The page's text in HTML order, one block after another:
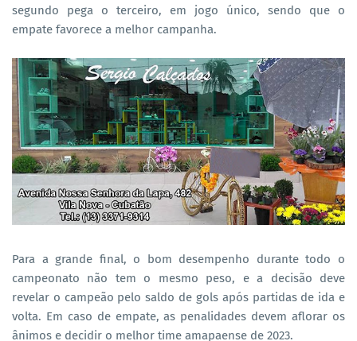
segundo pega o terceiro, em jogo único, sendo que o
empate favorece a melhor campanha.
Para a grande final, o bom desempenho durante todo o
campeonato não tem o mesmo peso, e a decisão deve
revelar o campeão pelo saldo de gols após partidas de ida e
volta. Em caso de empate, as penalidades devem aflorar os
ânimos e decidir o melhor time amapaense de 2023.